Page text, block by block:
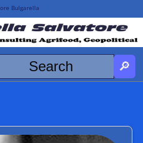
Bulgarella